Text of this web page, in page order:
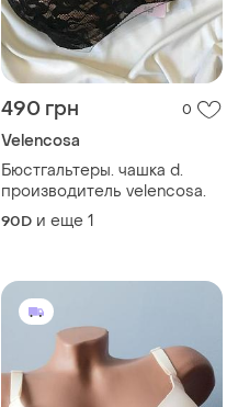
490 грн 0
Velencosa
Бюстгальтеры. чашка d.
производитель velencosa.
90D и еще 1